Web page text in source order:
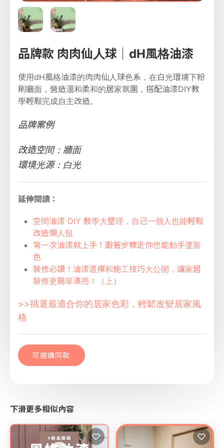
品牌款 肉肉仙人球｜dH風格油漆
使用dH風格油漆的肉肉仙人球色系，在白光環境下粉
刷牆面，營造溫和柔和的居家氛圍，搭配油漆DIY教
學輕鬆完成自主改造。
品牌案例
改造空間：牆面
環境光源：白光
延伸閱讀：
空間油漆 DIY 教學大整理，自己一個人也能輕鬆
改造懶人包
第一次油漆就上手！跟著步驟走你也能動手塗新
色
裝修必讀！油漆選擇和施工技巧大公開，讓家居
裝修更簡單漂亮！（上）
>>挑選最適合你的居家色彩，輕鬆改變居家風
格
可選購同款
下滑更多相似內容
♡ ♡